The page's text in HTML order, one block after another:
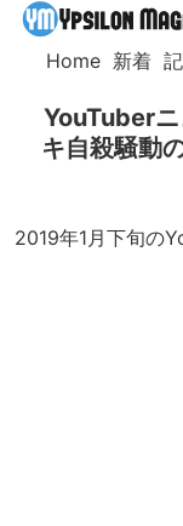
Home 新着
YouTuber
キ自殺騒動
2019年1月下旬の